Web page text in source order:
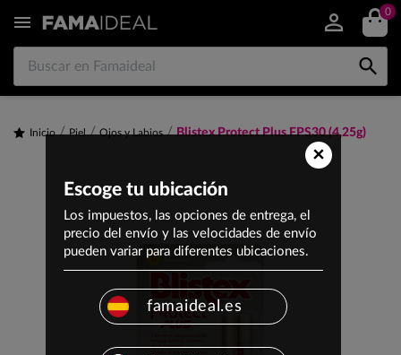
 0

Inicio Piel Ojos y Labios Blistex Protect Plus FPS30 (4,25g)
×
Escoge tu ubicación
Los impuestos, las opciones de entrega, el
precio del envío y las velocidades de envío
pueden variar para diferentes ubicaciones.
famaideal.es